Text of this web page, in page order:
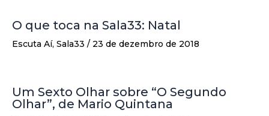
O que toca na Sala33: Natal
Escuta Aí, Sala33 / 23 de dezembro de 2018
Um Sexto Olhar sobre “O Segundo
Olhar”, de Mario Quintana